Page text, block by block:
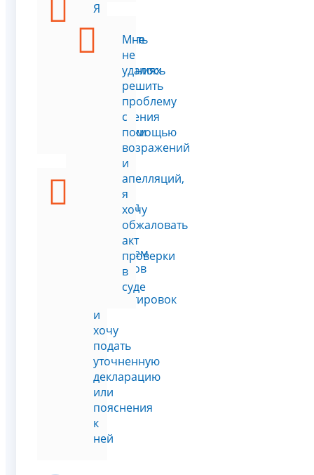
Я
хочу
сообщить
о
нарушениях
проведения
проверки
получил
письмо
перечнем
вопросов
корректировок
и
хочу
подать
уточненную
декларацию
или
пояснения
к
ней
Мне
не
удалось
решить
проблему
с
помощью
возражений
и
апелляций,
я
хочу
обжаловать
акт
проверки
в
суде